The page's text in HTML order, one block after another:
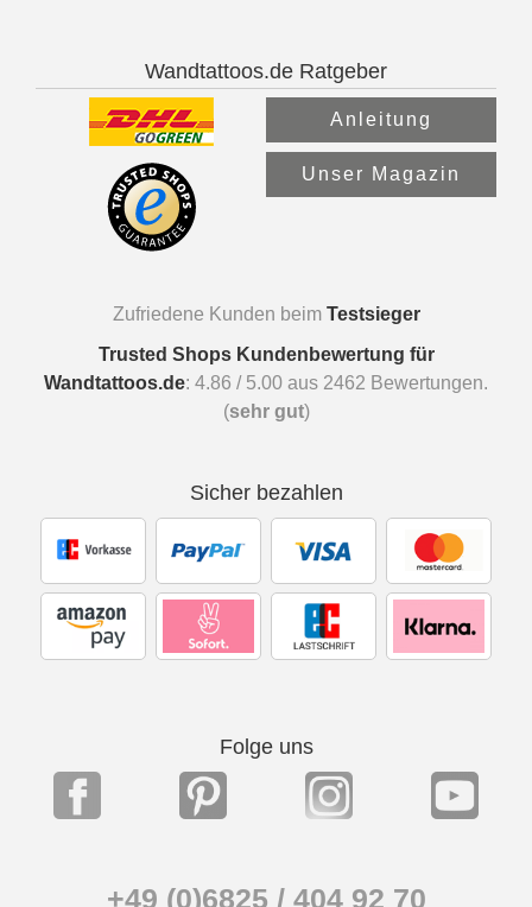
Wandtattoos.de Ratgeber
Anleitung
Unser Magazin
Zufriedene Kunden beim Testsieger
Trusted Shops Kundenbewertung für
Wandtattoos.de: 4.86 / 5.00 aus 2462 Bewertungen.
(sehr gut)
Sicher bezahlen
Folge uns
+49 (0)6825 / 404 92 70